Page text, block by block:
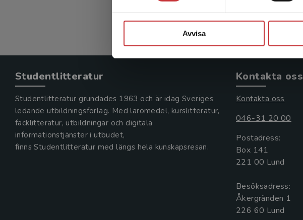
Avvisa
Studentlitteratur
Studentlitteratur grundades 1963 och är idag Sveriges
ledande utbildningsförlag. Med läromedel, kurslitteratur,
facklitteratur, utbildningar och digitala
informationstjänster i utbudet,
finns Studentlitteratur med längs hela kunskapsresan.
Kontakta oss
Kontakta oss
046-31 20 00
Postadress:
Box 141
221 00 Lund
Besöksadress:
Åkergränden 1